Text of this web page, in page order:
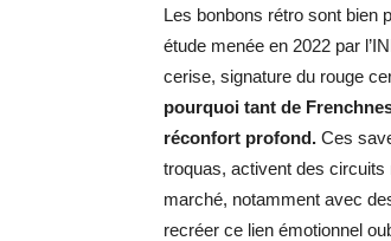
Les bonbons rétro sont bien
étude menée en 2022 par
cerise, signature du rouge
pourquoi tant de
réconfort profond. Ces
troquas, activent des circuits
marché, notamment avec
recréer ce lien émotionnel